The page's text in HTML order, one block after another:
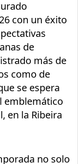
con un éxito
de
más de
como de
se espera
emblemático
en la Ribeira
no solo